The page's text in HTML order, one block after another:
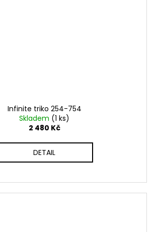
Infinite triko 254-754
Skladem (1 ks)
2 480 Kč
DETAIL